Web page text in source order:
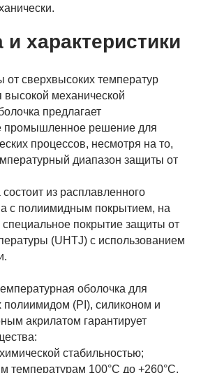
и характеристики
от сверхвысоких температур
высокой механической
предлагает
промышленное решение для
процессов, несмотря на то,
диапазон защиты от
из расплавленного
с полиимидным покрытием, на
специальное покрытие защиты от
(UHTJ) с использованием
оболочка для
полиимидом (PI), силиконом и
акрилатом гарантирует
стабильностью;
температурам 100°C до +260°С,